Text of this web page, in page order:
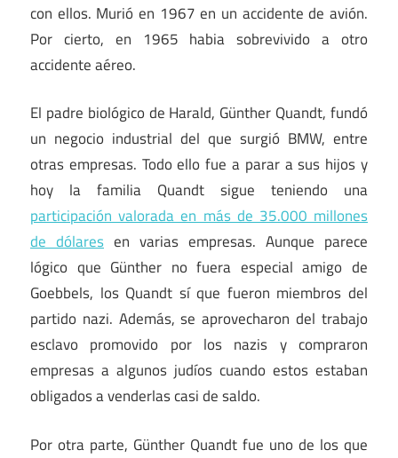
con ellos. Murió en 1967 en un accidente de avión.
Por cierto, en 1965 habia sobrevivido a otro
accidente aéreo.
El padre biológico de Harald, Günther Quandt, fundó
un negocio industrial del que surgió BMW, entre
otras empresas. Todo ello fue a parar a sus hijos y
hoy la familia Quandt sigue teniendo una
participación valorada en más de 35.000 millones
de dólares en varias empresas. Aunque parece
lógico que Günther no fuera especial amigo de
Goebbels, los Quandt sí que fueron miembros del
partido nazi. Además, se aprovecharon del trabajo
esclavo promovido por los nazis y compraron
empresas a algunos judíos cuando estos estaban
obligados a venderlas casi de saldo.
Por otra parte, Günther Quandt fue uno de los que